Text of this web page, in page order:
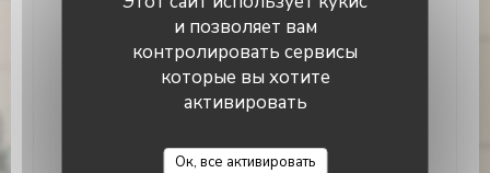
и позволяет вам
контролировать сервисы
которые вы хотите
активировать
Ок, все активировать
Услуги
Номер с кондиционером, терраса
Способы оплаты
Без контакта, Apple Pay, Eurocard / Mastercard,
Праздничные ваучеры, Дебетовая карточка
Le Bouchon Nice